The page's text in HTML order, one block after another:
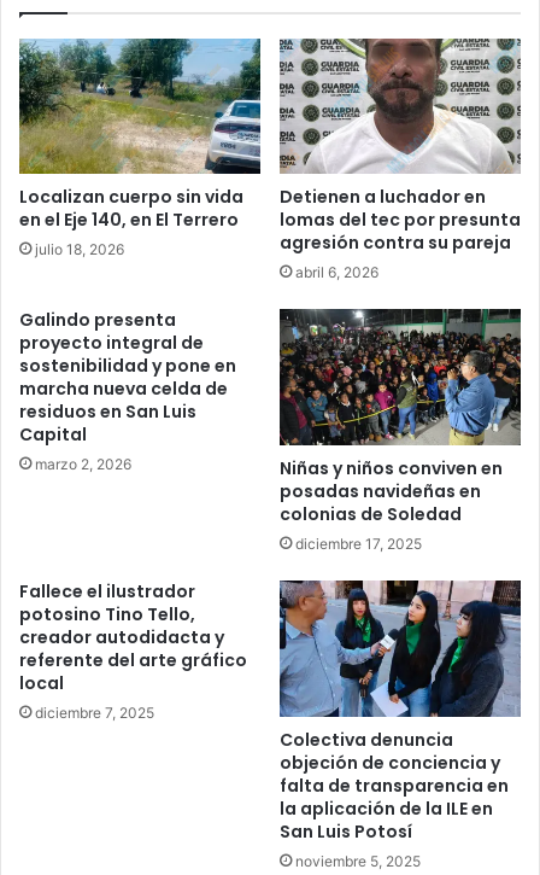
Localizan cuerpo sin vida
en el Eje 140, en El Terrero
julio 18, 2026
Detienen a luchador en
lomas del tec por presunta
agresión contra su pareja
abril 6, 2026
Galindo presenta
proyecto integral de
sostenibilidad y pone en
marcha nueva celda de
residuos en San Luis
Capital
marzo 2, 2026
Niñas y niños conviven en
posadas navideñas en
colonias de Soledad
diciembre 17, 2025
Fallece el ilustrador
potosino Tino Tello,
creador autodidacta y
referente del arte gráfico
local
diciembre 7, 2025
Colectiva denuncia
objeción de conciencia y
falta de transparencia en
la aplicación de la ILE en
San Luis Potosí
noviembre 5, 2025